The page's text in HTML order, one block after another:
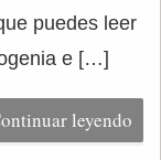
puedes leer
e […]
leyendo